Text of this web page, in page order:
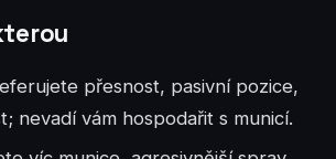
přesnost, pasivní pozice,
nevadí vám hospodařit s municí.